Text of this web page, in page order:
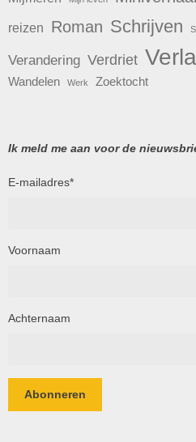
reizen Roman Schrijven
Verandering Verdriet
Wandelen Werk Zoektocht
Ik meld me aan voor de
E-mailadres*
Voornaam
Achternaam
Abonneren